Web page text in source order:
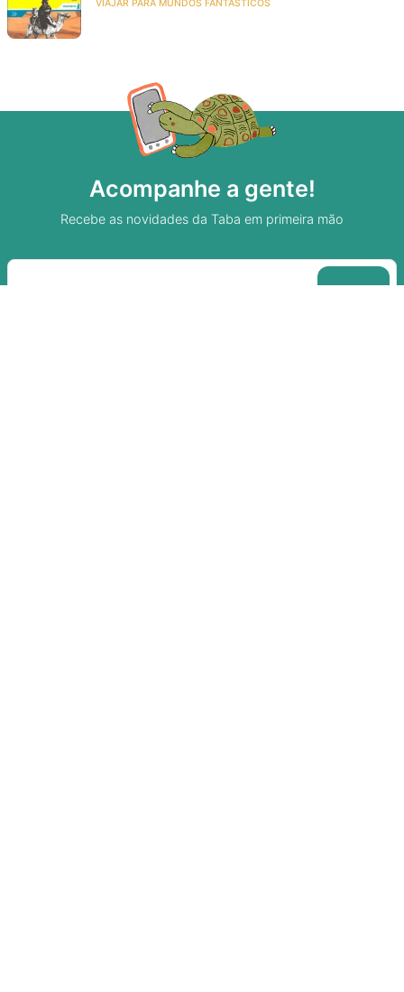
VIAJAR PARA MUNDOS FANTÁSTICOS
Acompanhe a gente!
Recebe as novidades da Taba em primeira mão